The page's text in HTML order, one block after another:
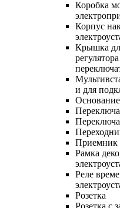
Коробка
Корпус
Крышка
и для
Приемник
Рамка
Реле
Розетка
Розетка с